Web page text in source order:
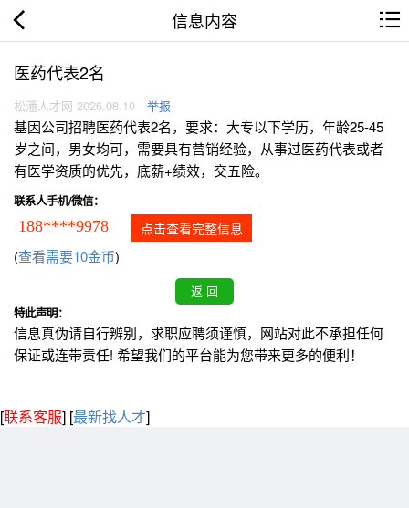
信息内容
医药代表2名
松潘人才网 2026.08.10 举报
基因公司招聘医药代表2名，要求：大专以下学历，年龄25-45
岁之间，男女均可，需要具有营销经验，从事过医药代表或者
有医学资质的优先，底薪+绩效，交五险。
联系人手机/微信：
188****9978 点击查看完整信息
(查看需要10金币)
特此声明：
信息真伪请自行辨别，求职应聘须谨慎，网站对此不承担任何
保证或连带责任! 希望我们的平台能为您带来更多的便利！
[联系客服] [最新找人才]